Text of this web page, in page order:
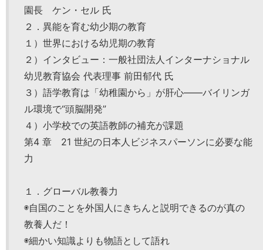
園長 ケン・セル 氏
２．異能を育む幼少期の教育
１）世界における幼児期の教育
２）インタビュー：一般社団法人インターナショナル
幼児教育協会 代表理事 前田郁代 氏
３）語学教育は「幼稚園から」が肝心――バイリンガ
ル環境で“頭脳開発”
４）小学校での英語教師の補充が課題
第4 章 21 世紀の日本人ビジネスパーソンに必要な能
力
１．グローバル教養力
◉自国のことを外国人にきちんと説明できるのが真の
教養人だ！
◉細かい知識よりも物語として語れ